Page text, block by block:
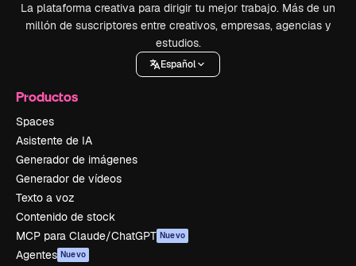
La plataforma creativa para dirigir tu mejor trabajo. Más de un
millón de suscriptores entre creativos, empresas, agencias y
estudios.
Español
Productos
Spaces
Asistente de IA
Generador de imágenes
Generador de vídeos
Texto a voz
Contenido de stock
MCP para Claude/ChatGPT Nuevo
Agentes Nuevo